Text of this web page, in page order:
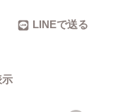
LINEで送る